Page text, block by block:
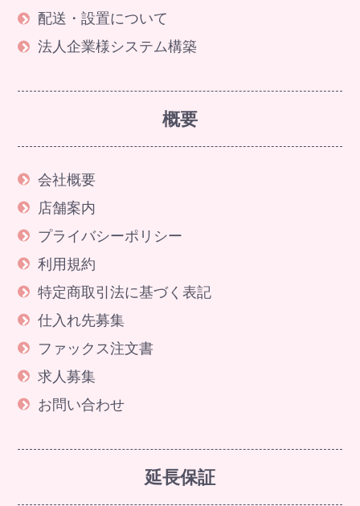
配送・設置について
法人企業様システム構築
概要
会社概要
店舗案内
プライバシーポリシー
利用規約
特定商取引法に基づく表記
仕入れ先募集
ファックス注文書
求人募集
お問い合わせ
延長保証